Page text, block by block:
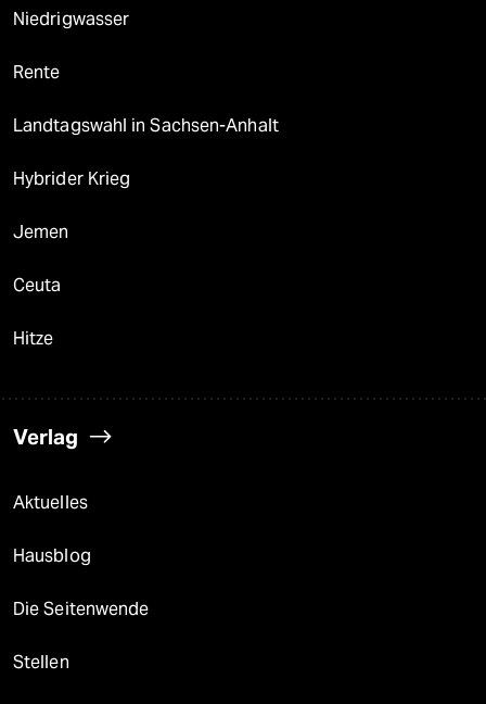
Niedrigwasser
Rente
Landtagswahl in Sachsen-Anhalt
Hybrider Krieg
Jemen
Ceuta
Hitze
Verlag
Aktuelles
Hausblog
Die Seitenwende
Stellen